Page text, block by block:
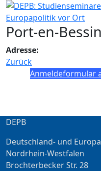
Port-en-
Adresse:
Zurück
Anmeldeformular
DEPB
Deutschland- und
Nordrhein-Westfalen
Brochterbecker Str. 28